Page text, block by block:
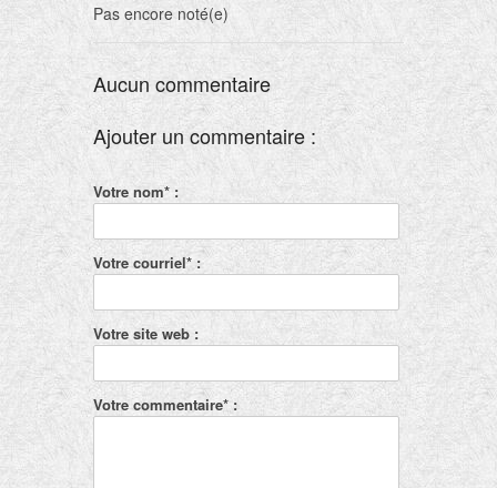
Pas encore noté(e)
Aucun commentaire
Ajouter un commentaire :
Votre nom* :
Votre courriel* :
Votre site web :
Votre commentaire* :